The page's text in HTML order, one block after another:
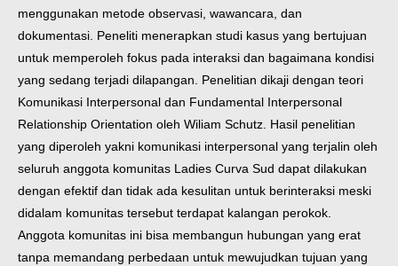
menggunakan metode observasi, wawancara, dan
dokumentasi. Peneliti menerapkan studi kasus yang bertujuan
untuk memperoleh fokus pada interaksi dan bagaimana kondisi
yang sedang terjadi dilapangan. Penelitian dikaji dengan teori
Komunikasi Interpersonal dan Fundamental Interpersonal
Relationship Orientation oleh Wiliam Schutz. Hasil penelitian
yang diperoleh yakni komunikasi interpersonal yang terjalin oleh
seluruh anggota komunitas Ladies Curva Sud dapat dilakukan
dengan efektif dan tidak ada kesulitan untuk berinteraksi meski
didalam komunitas tersebut terdapat kalangan perokok.
Anggota komunitas ini bisa membangun hubungan yang erat
tanpa memandang perbedaan untuk mewujudkan tujuan yang